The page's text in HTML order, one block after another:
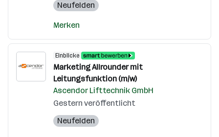
Neufelden
Merken
Einblicke
Marketing Allrounder mit
Leitungsfunktion (m/w)
Ascendor Lifttechnik GmbH
Gestern veröffentlicht
Neufelden